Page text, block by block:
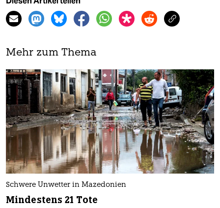
Mehr zum Thema
Schwere Unwetter in Mazedonien
Mindestens 21 Tote